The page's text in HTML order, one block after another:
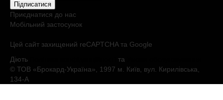
Підписатися
Приєднатися до нас
Мобільний застосунок
Цей сайт захищений reCAPTCHA та Google
Діють
та
© ТОВ «Брокард-Україна», 1997 м. Київ, вул. Кирилівська,
134-А